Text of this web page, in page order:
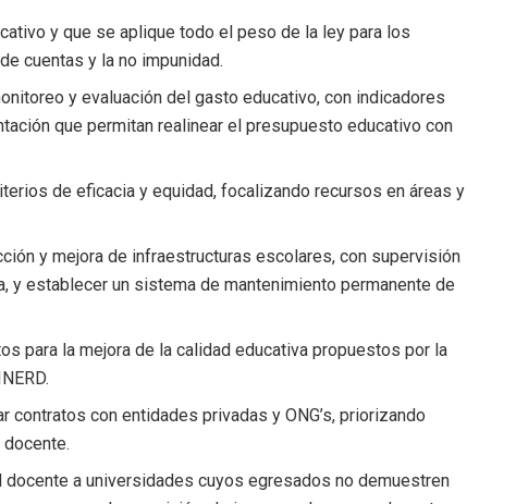
y que se aplique todo el peso de la ley para los
cuentas y la no impunidad.
y evaluación del gasto educativo, con indicadores
que permitan realinear el presupuesto educativo con
de eficacia y equidad, focalizando recursos en áreas y
y mejora de infraestructuras escolares, con supervisión
y establecer un sistema de mantenimiento permanente de
para la mejora de la calidad educativa propuestos por la
contratos con entidades privadas y ONG’s, priorizando
a universidades cuyos egresados no demuestren